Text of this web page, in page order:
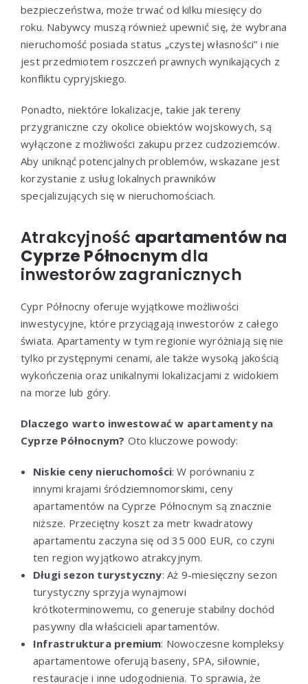
bezpieczeństwa, może trwać od kilku miesięcy do
roku. Nabywcy muszą również upewnić się, że wybrana
nieruchomość posiada status „czystej własności” i nie
jest przedmiotem roszczeń prawnych wynikających z
konfliktu cypryjskiego.
Ponadto, niektóre lokalizacje, takie jak tereny
przygraniczne czy okolice obiektów wojskowych, są
wyłączone z możliwości zakupu przez cudzoziemców.
Aby uniknąć potencjalnych problemów, wskazane jest
korzystanie z usług lokalnych prawników
specjalizujących się w nieruchomościach.
Atrakcyjność apartamentów na
Cyprze Północnym dla
inwestorów zagranicznych
Cypr Północny oferuje wyjątkowe możliwości
inwestycyjne, które przyciągają inwestorów z całego
świata. Apartamenty w tym regionie wyróżniają się nie
tylko przystępnymi cenami, ale także wysoką jakością
wykończenia oraz unikalnymi lokalizacjami z widokiem
na morze lub góry.
Dlaczego warto inwestować w apartamenty na
Cyprze Północnym? Oto kluczowe powody:
Niskie ceny nieruchomości: W porównaniu z
innymi krajami śródziemnomorskimi, ceny
apartamentów na Cyprze Północnym są znacznie
niższe. Przeciętny koszt za metr kwadratowy
apartamentu zaczyna się od 35 000 EUR, co czyni
ten region wyjątkowo atrakcyjnym.
Długi sezon turystyczny: Aż 9-miesięczny sezon
turystyczny sprzyja wynajmowi
krótkoterminowemu, co generuje stabilny dochód
pasywny dla właścicieli apartamentów.
Infrastruktura premium: Nowoczesne kompleksy
apartamentowe oferują baseny, SPA, siłownie,
restauracje i inne udogodnienia. To sprawia, że